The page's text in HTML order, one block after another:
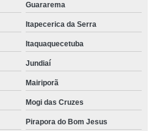
Guararema
Itapecerica da Serra
Itaquaquecetuba
Jundiaí
Mairiporã
Mogi das Cruzes
Pirapora do Bom Jesus